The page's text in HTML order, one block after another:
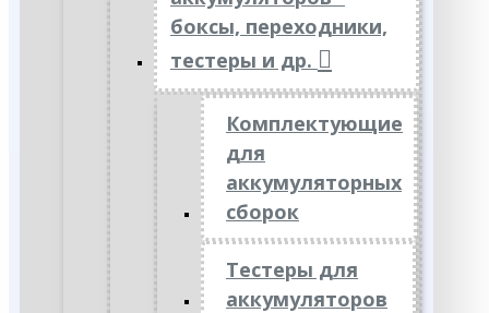
боксы, переходники,
тестеры и др.
Комплектующие
для
аккумуляторных
сборок
Тестеры для
аккумуляторов